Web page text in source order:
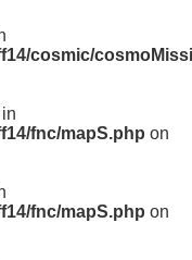
cosmic/
fnc/mapS.php on
fnc/mapS.php on